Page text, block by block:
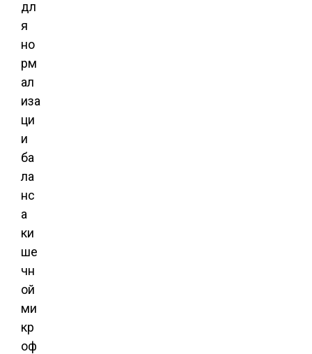
дл
я
но
рм
ал
иза
ци
и
ба
ла
нс
а
ки
ше
чн
ой
ми
кр
оф